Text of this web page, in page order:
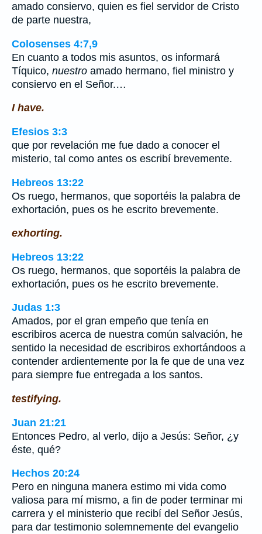
amado consiervo, quien es fiel servidor de Cristo
de parte nuestra,
Colosenses 4:7,9
En cuanto a todos mis asuntos, os informará
Tíquico, nuestro amado hermano, fiel ministro y
consiervo en el Señor.…
I have.
Efesios 3:3
que por revelación me fue dado a conocer el
misterio, tal como antes os escribí brevemente.
Hebreos 13:22
Os ruego, hermanos, que soportéis la palabra de
exhortación, pues os he escrito brevemente.
exhorting.
Hebreos 13:22
Os ruego, hermanos, que soportéis la palabra de
exhortación, pues os he escrito brevemente.
Judas 1:3
Amados, por el gran empeño que tenía en
escribiros acerca de nuestra común salvación, he
sentido la necesidad de escribiros exhortándoos a
contender ardientemente por la fe que de una vez
para siempre fue entregada a los santos.
testifying.
Juan 21:21
Entonces Pedro, al verlo, dijo a Jesús: Señor, ¿y
éste, qué?
Hechos 20:24
Pero en ninguna manera estimo mi vida como
valiosa para mí mismo, a fin de poder terminar mi
carrera y el ministerio que recibí del Señor Jesús,
para dar testimonio solemnemente del evangelio